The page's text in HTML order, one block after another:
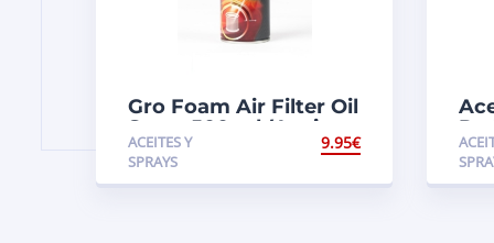
Gro Foam Air Filter Oil
Spray 500 ml (Aceite
para Filtros de aire)
ACEITES Y
SPRAYS
9.95€